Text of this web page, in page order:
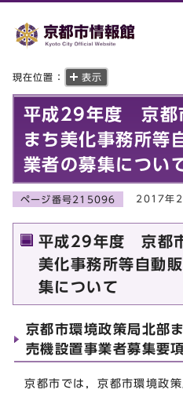
現在位置： 表示
平成29年度 京都
まち美化事務所等
業者の募集につい
ページ番号215096 2017年2
平成29年度 京都
美化事務所等自動
集について
京都市環境政策局北部
売機設置事業者募集要項
京都市では，京都市環境政